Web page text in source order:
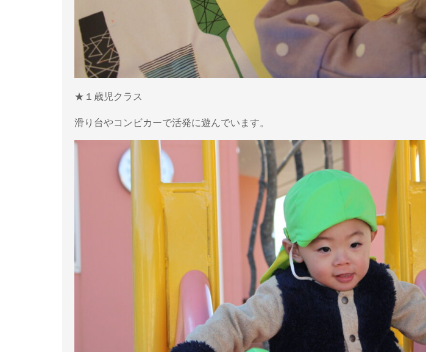
★１歳児クラス
滑り台やコンビカーで活発に遊んでいます。